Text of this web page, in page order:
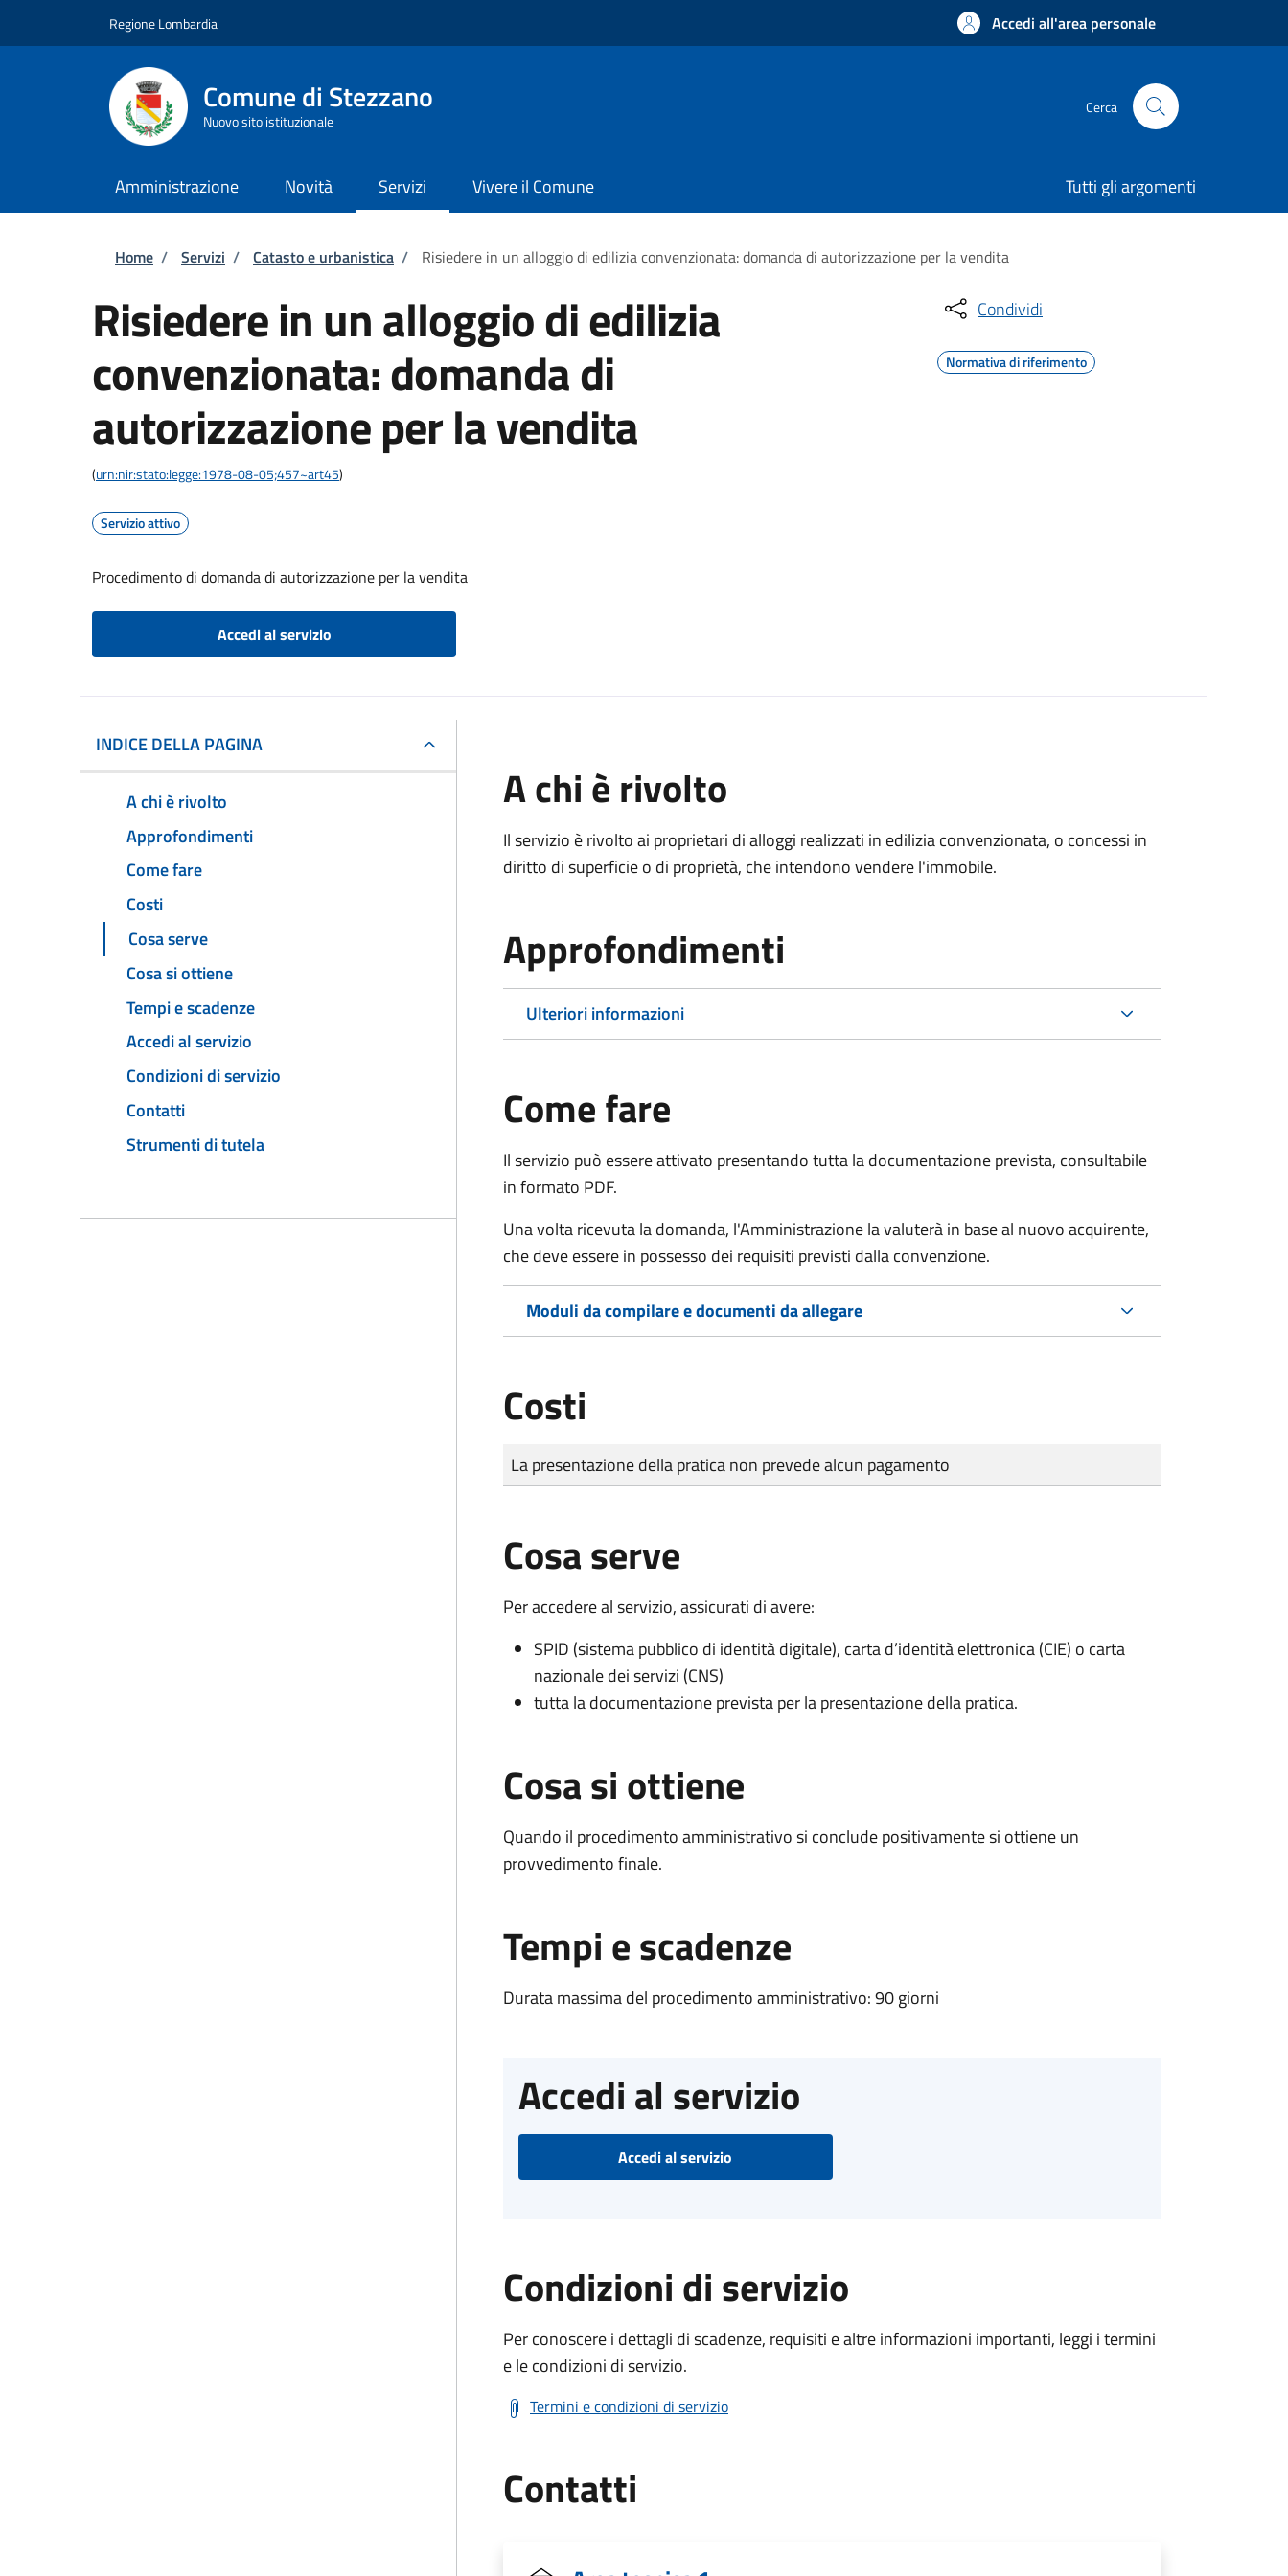
Regione Lombardia Accedi all'area personale
Comune di Stezzano
Nuovo sito istituzionale
Cerca
Amministrazione Novità Servizi Vivere il Comune Tutti gli argomenti
Briciole di pane
Home / Servizi / Catasto e urbanistica / Risiedere in un alloggio di edilizia convenzionata: domanda di autorizzazione per la vendita
Risiedere in un alloggio di edilizia
convenzionata: domanda di
autorizzazione per la vendita
(urn:nir:stato:legge:1978-08-05;457~art45)
Servizio attivo
Procedimento di domanda di autorizzazione per la vendita
Accedi al servizio
Condividi
Normativa di riferimento
INDICE DELLA PAGINA
A chi è rivolto
Approfondimenti
Come fare
Costi
Cosa serve
Cosa si ottiene
Tempi e scadenze
Accedi al servizio
Condizioni di servizio
Contatti
Strumenti di tutela
A chi è rivolto
Il servizio è rivolto ai proprietari di alloggi realizzati in edilizia convenzionata, o concessi in
diritto di superficie o di proprietà, che intendono vendere l'immobile.
Approfondimenti
Ulteriori informazioni
Come fare
Il servizio può essere attivato presentando tutta la documentazione prevista, consultabile
in formato PDF.
Una volta ricevuta la domanda, l'Amministrazione la valuterà in base al nuovo acquirente,
che deve essere in possesso dei requisiti previsti dalla convenzione.
Moduli da compilare e documenti da allegare
Costi
Tipo di pagamento
Importo
La presentazione della pratica non prevede alcun pagamento
Cosa serve
Per accedere al servizio, assicurati di avere:
SPID (sistema pubblico di identità digitale), carta d’identità elettronica (CIE) o carta
nazionale dei servizi (CNS)
tutta la documentazione prevista per la presentazione della pratica.
Cosa si ottiene
Quando il procedimento amministrativo si conclude positivamente si ottiene un
provvedimento finale.
Tempi e scadenze
Durata massima del procedimento amministrativo: 90 giorni
Accedi al servizio
Accedi al servizio
Condizioni di servizio
Per conoscere i dettagli di scadenze, requisiti e altre informazioni importanti, leggi i termini
e le condizioni di servizio.
Termini e condizioni di servizio
Contatti